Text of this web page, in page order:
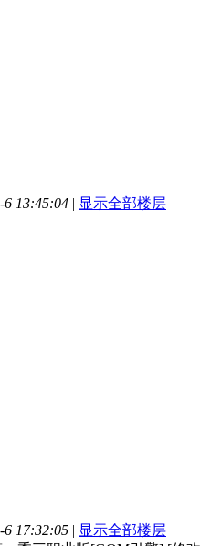
6 13:45:04 | 显示全部楼层
6 17:32:05 | 显示全部楼层